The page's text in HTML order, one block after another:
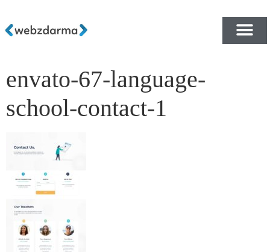
envato-67-language-
school-contact-1